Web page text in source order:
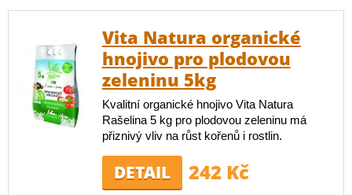
Vita Natura organické
hnojivo pro plodovou
zeleninu 5kg
Kvalitní organické hnojivo Vita Natura
Rašelina 5 kg pro plodovou zeleninu má
přiznivý vliv na růst kořenů i rostlin.
DETAIL 242 Kč